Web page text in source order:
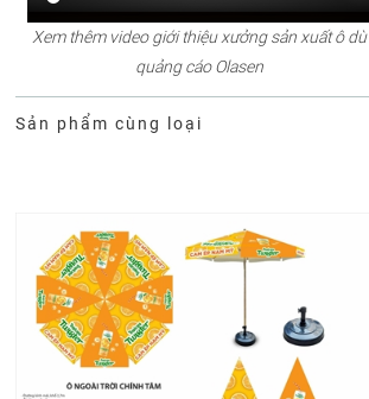
Xem thêm video giới thiệu xưởng sản xuất ô dù
quảng cáo Olasen
Sản phẩm cùng loại